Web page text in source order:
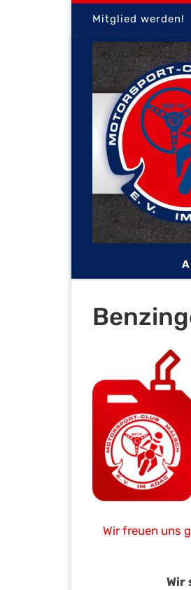
Zum Inhalt springenMitglied werden!
Wir freuen uns
Wir